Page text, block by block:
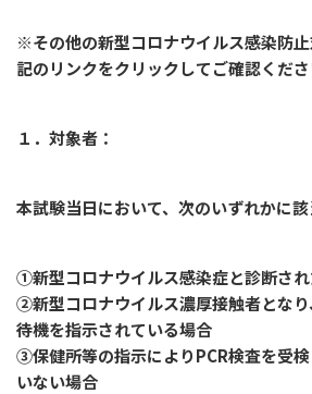
※その他の新型コロナウイルス感染防
記のリンクをクリックしてご確認くださ
１．対象者：
本試験当日において、次のいずれかに
①新型コロナウイルス感染症と診断さ
②新型コロナウイルス濃厚接触者とな
待機を指示されている場合
③保健所等の指示によりPCR検査を受
いない場合